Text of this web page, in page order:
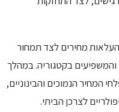
מחירים לצד תמחור
לאחד המהלכים הבולטים והמשפיעים בקטגוריה. במהלך
המחיר הנמוכים והבינוניים,
לצרכן הביתי.